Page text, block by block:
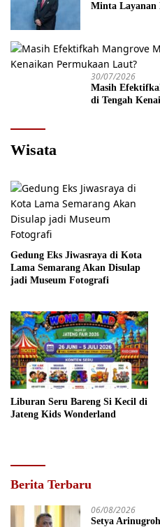
Minta Layanan
30/07/2026
Masih
di Tengah
Wisata
Gedung Eks Jiwasraya di Kota
Lama Semarang Akan Disulap
jadi Museum Fotografi
Liburan Seru Bareng Si Kecil di
Jateng Kids Wonderland
Berita Terbaru
06/08/2026
Setya